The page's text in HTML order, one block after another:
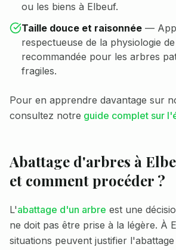
ou les biens à Elbeuf.
Taille douce et raisonnée —
respectueuse de la physiologie
recommandée pour les arbres
fragiles.
Pour en apprendre davantage sur
consultez notre guide complet sur
Abattage d'arbres à
et comment procéder ?
L'abattage d'un arbre est une
ne doit pas être prise à la légère. À
situations peuvent justifier l'abattage